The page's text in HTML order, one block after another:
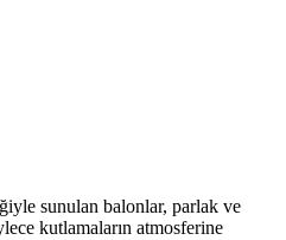
sunulan balonlar, parlak ve
kutlamaların atmosferine